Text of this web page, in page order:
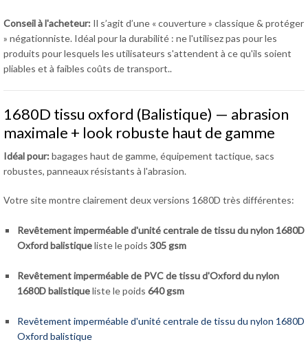
Conseil à l'acheteur: Il s’agit d’une « couverture » classique & protéger
» négationniste. Idéal pour la durabilité : ne l'utilisez pas pour les
produits pour lesquels les utilisateurs s'attendent à ce qu'ils soient
pliables et à faibles coûts de transport..
1680D tissu oxford (Balistique) — abrasion
maximale + look robuste haut de gamme
Idéal pour:bagages haut de gamme, équipement tactique, sacs
robustes, panneaux résistants à l'abrasion.
Votre site montre clairement deux versions 1680D très différentes:
Revêtement imperméable d'unité centrale de tissu du nylon 1680D
Oxford balistiqueliste le poids 305 gsm
Revêtement imperméable de PVC de tissu d'Oxford du nylon
1680D balistiqueliste le poids 640 gsm
Revêtement imperméable d'unité centrale de tissu du nylon 1680D
Oxford balistique